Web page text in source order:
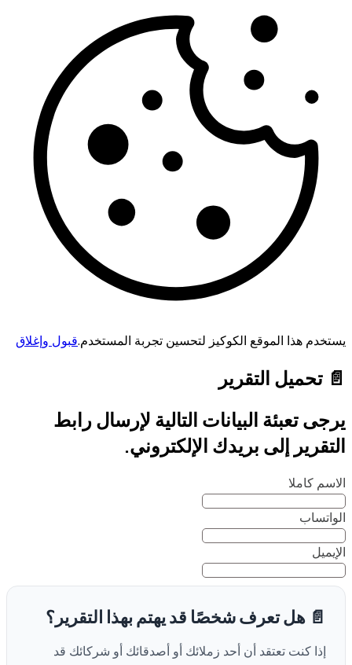
يستخدم هذا الموقع الكوكيز لتحسين تجربة المستخدم.قبول وإغلاق
📄 تحميل التقرير
يرجى تعبئة البيانات التالية لإرسال رابط
التقرير إلى بريدك الإلكتروني.
الاسم كاملا
الواتساب
الإيميل
📄 هل تعرف شخصًا قد يهتم بهذا التقرير؟
إذا كنت تعتقد أن أحد زملائك أو أصدقائك أو شركائك قد